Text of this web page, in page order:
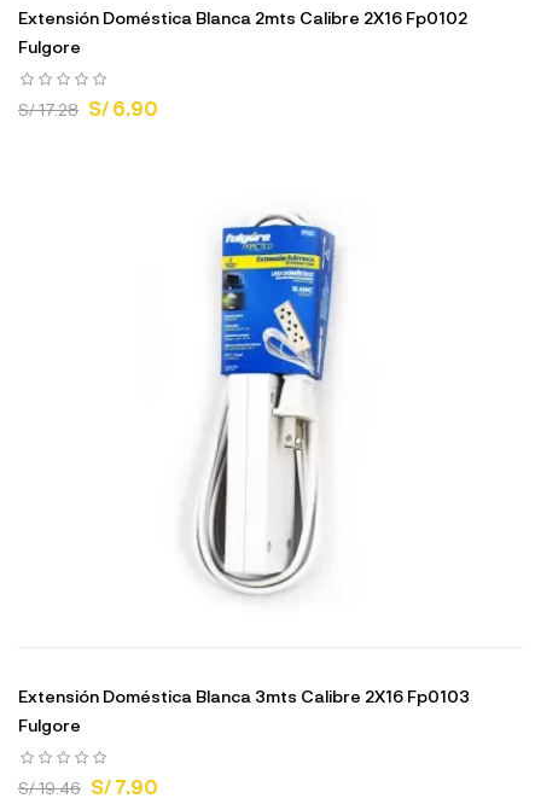
Extensión Doméstica Blanca 2mts Calibre 2X16 Fp0102
Fulgore
S/ 17.28 S/ 6.90
Extensión Doméstica Blanca 3mts Calibre 2X16 Fp0103
Fulgore
S/ 19.46 S/ 7.90